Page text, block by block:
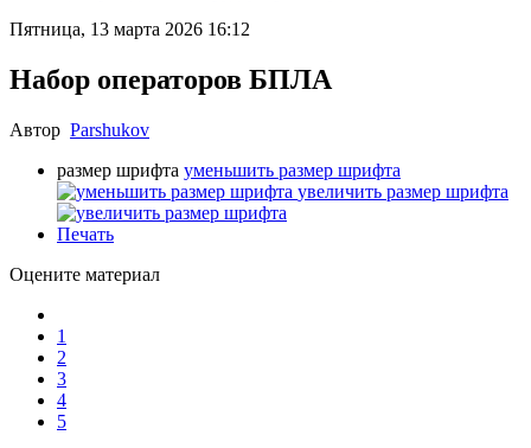
Пятница, 13 марта 2026 16:12
Набор операторов БПЛА
Автор Parshukov
размер шрифта уменьшить размер шрифта
увеличить размер шрифта
Печать
Оцените материал
1
2
3
4
5